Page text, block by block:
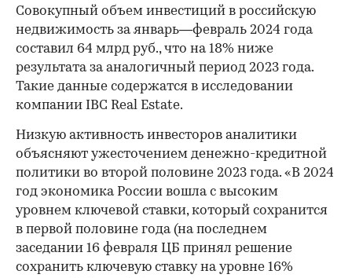
Совокупный объем инвестиций в российскую
недвижимость за январь—февраль 2024 года
составил 64 млрд руб., что на 18% ниже
результата за аналогичный период 2023 года.
Такие данные содержатся в исследовании
компании IBC Real Estate.
Низкую активность инвесторов аналитики
объясняют ужесточением денежно-кредитной
политики во второй половине 2023 года. «В 2024
год экономика России вошла с высоким
уровнем ключевой ставки, который сохранится
в первой половине года (на последнем
заседании 16 февраля ЦБ принял решение
сохранить ключевую ставку на уровне 16%